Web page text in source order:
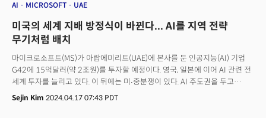
AI MICROSOFT UAE
미국의 세계 지배 방정식이 바뀐다... AI를 지역 전략
무기처럼 배치
마이크로소프트(MS)가 아랍에미리트(UAE)에 본사를 둔 인공지능(AI) 기업
G42에 15억달러(약 2조원)를 투자할 예정이다. 영국, 일본에 이어 AI 관련 전
세계 투자를 늘리고 있다. 이 뒤에는 미∙중분쟁이 있다. AI 주도권을 두고
미국과 중국의 대립이 심화하는 가운데 또다른 강력한 지역인 UAE를
미국으로 포섭한다는 미국 정부의 복안도 있다. 미국 정부와 가까운 MS는
Sejin Kim 2024.04.17 07:43 PDT